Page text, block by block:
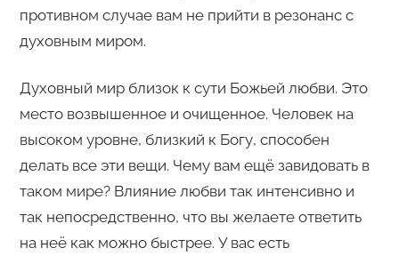
противном случае вам не прийти в резонанс с
духовным миром.
Духовный мир близок к сути Божьей любви. Это
место возвышенное и очищенное. Человек на
высоком уровне, близкий к Богу, способен
делать все эти вещи. Чему вам ещё завидовать в
таком мире? Влияние любви так интенсивно и
так непосредственно, что вы желаете ответить
на неё как можно быстрее. У вас есть